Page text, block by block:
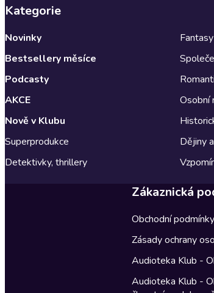
Kategorie
Novinky
Bestsellery měsíce
Podcasty
AKCE
Nově v Klubu
Superprodukce
Detektivky, thrillery
Osobní
Dějiny
Zákaznická
Obchodní podmínky
Zásady ochrany
Audioteka Klub -
Audioteka Klub -